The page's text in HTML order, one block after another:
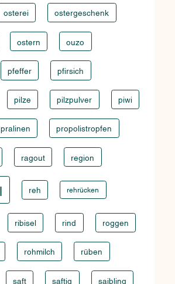
osterei ostergeschenk
ostern ouzo
pfeffer pfirsich
pilze pilzpulver piwi
pralinen propolistropfen
ragout region
reh rehrücken
ribisel rind roggen
rohmilch rüben
saft saftig saibling